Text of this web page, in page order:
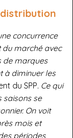
concurrence
marché avec
de marques
à diminuer les
du SPP. Ce qui
saisons se
On voit
mois et
périodes